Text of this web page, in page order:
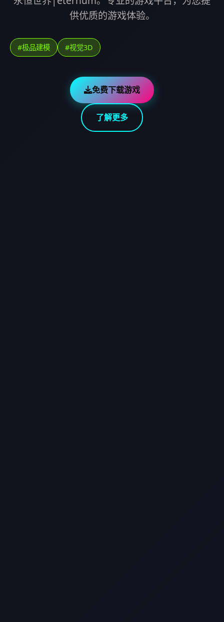
供优质的游戏体验。
#极品建模 #视觉3D
免费下载游戏
了解更多